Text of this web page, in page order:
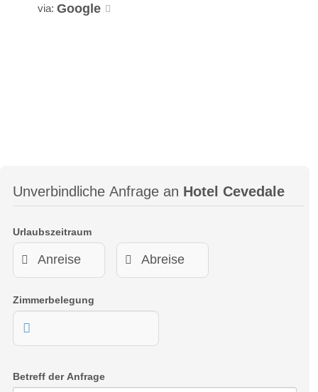
via: Google
Unverbindliche Anfrage an Hotel Cevedale
Urlaubszeitraum
Zimmerbelegung
Betreff der Anfrage